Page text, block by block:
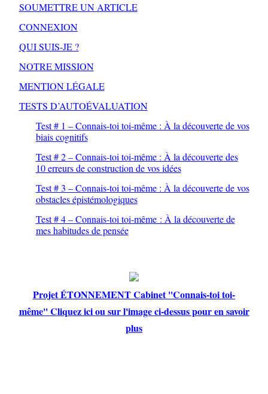
SOUMETTRE UN ARTICLE
CONNEXION
QUI SUIS-JE ?
NOTRE MISSION
MENTION LÉGALE
TESTS D’AUTOÉVALUATION
Test # 1 – Connais-toi toi-même : À la découverte de vos
biais cognitifs
Test # 2 – Connais-toi toi-même : À la découverte des
10 erreurs de construction de vos idées
Test # 3 – Connais-toi toi-même : À la découverte de vos
obstacles épistémologiques
Test # 4 – Connais-toi toi-même : À la découverte de
mes habitudes de pensée
Projet ÉTONNEMENT Cabinet ''Connais-toi toi-
même'' Cliquez ici ou sur l'image ci-dessus pour en savoir
plus